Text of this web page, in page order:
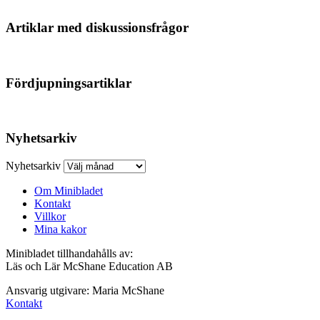
Artiklar med diskussionsfrågor
Fördjupningsartiklar
Nyhetsarkiv
Nyhetsarkiv
Om Minibladet
Kontakt
Villkor
Mina kakor
Minibladet tillhandahålls av:
Läs och Lär McShane Education AB
Ansvarig utgivare: Maria McShane
Kontakt